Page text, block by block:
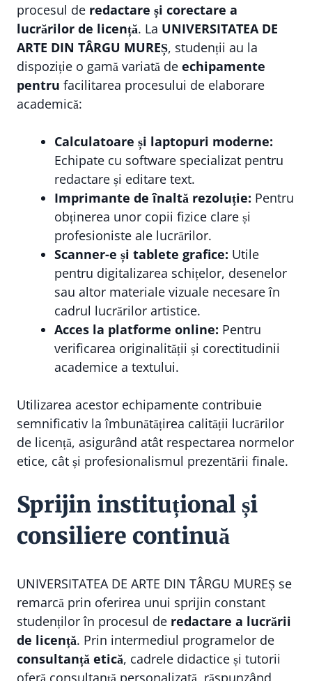
procesul de redactare și corectare a
lucrărilor de licență. La UNIVERSITATEA DE
ARTE DIN TÂRGU MUREȘ, studenții au la
dispoziție o gamă variată de echipamente
pentru facilitarea procesului de elaborare
academică:
Calculatoare și laptopuri moderne:
Echipate cu software specializat pentru
redactare și editare text.
Imprimante de înaltă rezoluție: Pentru
obținerea unor copii fizice clare și
profesioniste ale lucrărilor.
Scanner-e și tablete grafice: Utile
pentru digitalizarea schițelor, desenelor
sau altor materiale vizuale necesare în
cadrul lucrărilor artistice.
Acces la platforme online: Pentru
verificarea originalității și corectitudinii
academice a textului.
Utilizarea acestor echipamente contribuie
semnificativ la îmbunătățirea calității lucrărilor
de licență, asigurând atât respectarea normelor
etice, cât și profesionalismul prezentării finale.
Sprijin instituțional și
consiliere continuă
UNIVERSITATEA DE ARTE DIN TÂRGU MUREȘ se
remarcă prin oferirea unui sprijin constant
studenților în procesul de redactare a lucrării
de licență. Prin intermediul programelor de
consultanță etică, cadrele didactice și tutorii
oferă consultanță personalizată, răspunzând